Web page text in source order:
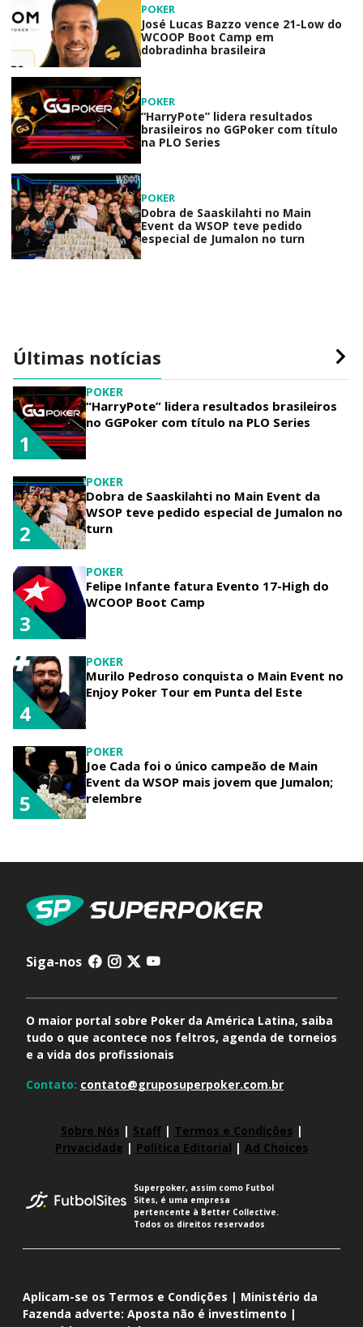
POKER
José Lucas Bazzo vence 21-Low do
WCOOP Boot Camp em
dobradinha brasileira
POKER
“HarryPote” lidera resultados
brasileiros no GGPoker com título
na PLO Series
POKER
Dobra de Saaskilahti no Main
Event da WSOP teve pedido
especial de Jumalon no turn
Últimas notícias
POKER
“HarryPote” lidera resultados brasileiros
no GGPoker com título na PLO Series
1
POKER
Dobra de Saaskilahti no Main Event da
WSOP teve pedido especial de Jumalon no
turn
2
POKER
Felipe Infante fatura Evento 17-High do
WCOOP Boot Camp
3
POKER
Murilo Pedroso conquista o Main Event no
Enjoy Poker Tour em Punta del Este
4
POKER
Joe Cada foi o único campeão de Main
Event da WSOP mais jovem que Jumalon;
relembre
5
Siga-nos
O maior portal sobre Poker da América Latina, saiba
tudo o que acontece nos feltros, agenda de torneios
e a vida dos profissionais
Contato: contato@gruposuperpoker.com.br
Sobre Nós | Staff| Termos e Condições |
Privacidade | Política Editorial | Ad Choices
Superpoker, assim como Futbol
Sites, é uma empresa
pertencente à Better Collective.
Todos os direitos reservados
Aplicam-se os Termos e Condições | Ministério da
Fazenda adverte: Aposta não é investimento |